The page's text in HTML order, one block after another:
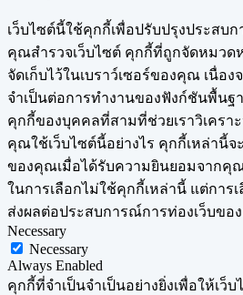
เว็บไซต์นี้ใช้คุกกี้เพื่อปรับปรุงประส
คุณสำรวจเว็บไซต์ คุกกี้ที่ถูกจัดหมวด
จัดเก็บไว้ในเบราว์เซอร์ของคุณ เนื่อ
จำเป็นต่อการทำงานของฟังก์ชันพื้นฐา
คุกกี้ของบุคคลที่สามที่ช่วยเราวิเครา
คุณใช้เว็บไซต์นี้อย่างไร คุกกี้เหล่านี้จ
ของคุณเมื่อได้รับความยินยอมจากคุ
ในการเลือกไม่ใช้คุกกี้เหล่านี้ แต่การ
ส่งผลต่อประสบการณ์การท่องเว็บขอ
Necessary
Necessary
Always Enabled
คุกกี้ที่จำเป็นจำเป็นอย่างยิ่งเพื่อให้เว็